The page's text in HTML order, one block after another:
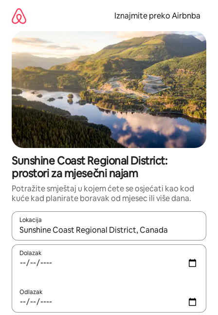
sadržaj
Iznajmite preko Airbnba
Sunshine Coast Regional District:
prostori za mjesečni najam
Potražite smještaj u kojem ćete se osjećati kao kod
kuće kad planirate boravak od mjesec ili više dana.
Lokacija
Kada budu dostupni rezultati, moći ćete ih pregledati
Dolazak
Odlazak